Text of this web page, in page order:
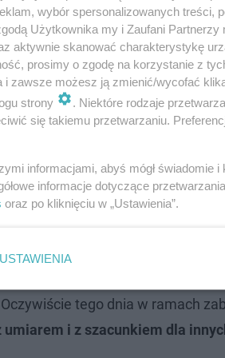
Data tego święta
to dokładnie21 kwietnia 2025.
się wodą! Wiele osób
obrzędowy, związany z
siebie wodą z różnych
Ta zupa powinna pojawić
Oczywiście tego dnia w ramach
umiarem i z szacunkiem dla
wybór spersonalizowanych treści,
Użytkownika my i Zaufani
aktywnie skanować charakterystykę
prosimy o zgodę na korzystanie z
i zawsze możesz ją zmienić/wycofać
strony
. Niektóre rodzaje
się takiemu przetwarzaniu.
informacjami, abyś mógł
informacje dotyczące
oraz po kliknięciu w „Ustawienia”.
USTAWIENIA